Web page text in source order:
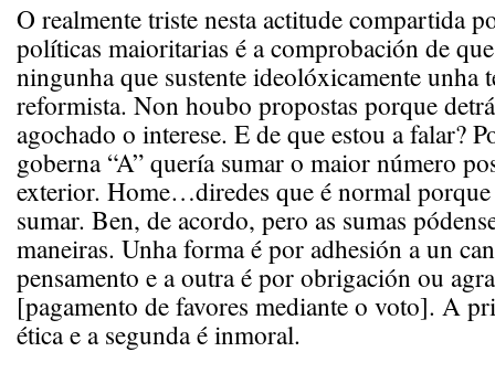
O realmente triste nesta actitude compartida
políticas maioritarias é a comprobación de
ningunha que sustente ideolóxicamente unha
reformista. Non houbo propostas porque
agochado o interese. E de que estou a falar?
goberna “A” quería sumar o maior número
exterior. Home…diredes que é normal
sumar. Ben, de acordo, pero as sumas
maneiras. Unha forma é por adhesión a un
pensamento e a outra é por obrigación ou
[pagamento de favores mediante o voto]. A
ética e a segunda é inmoral.